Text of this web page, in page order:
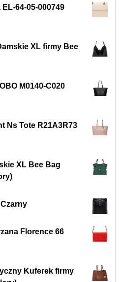
64-05-000749
XL firmy Bee
M0140-C020
Ns Tote R21A3R73
XL Bee Bag
Florence 66
Kuferek firmy